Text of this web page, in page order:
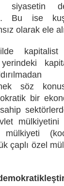
Bu ise
olarak ele
kapitalist
söz
bir
mülkiyeti
çaplı özel